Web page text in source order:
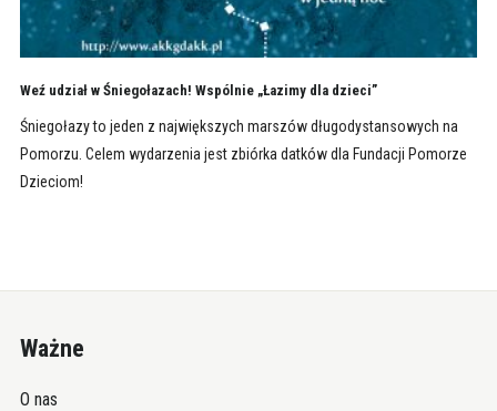
Weź udział w Śniegołazach! Wspólnie „Łazimy dla dzieci”
Śniegołazy to jeden z największych marszów długodystansowych na
Pomorzu. Celem wydarzenia jest zbiórka datków dla Fundacji Pomorze
Dzieciom!
Ważne
O nas